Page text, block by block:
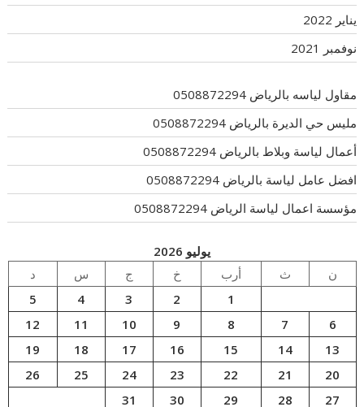
يناير 2022
نوفمبر 2021
مقاول لياسه بالرياض 0508872294
مليس حي الديرة بالرياض 0508872294
أعمال لياسة وبلاط بالرياض 0508872294
افضل عامل لياسة بالرياض 0508872294
مؤسسة اعمال لياسة الرياض 0508872294
يوليو 2026
ن
ث أرب خ ج س
د
1
2
3
4
5
6
7
8
9
10
11
12
13
14
15
16
17
18
19
20
21
22
23
24
25
26
27
28
29
30
31